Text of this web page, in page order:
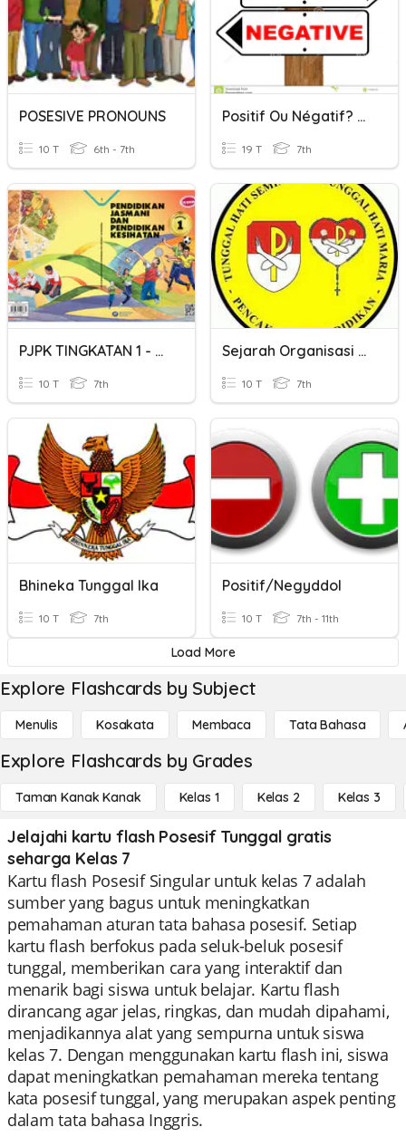
POSESIVE PRONOUNS
10 T 6th - 7th
Positif Ou Négatif? Style Kahoot
19 T 7th
PJPK TINGKATAN 1 - PEMIKIRAN POSITIF
10 T 7th
Sejarah Organisasi Tunggal Hati Seminari - Tunggal Hati Maria
10 T 7th
Bhineka Tunggal Ika
10 T 7th
Positif/negyddol
10 T 7th - 11th
Load More
Explore Flashcards by Subject
Menulis Kosakata Membaca Tata Bahasa
Explore Flashcards by Grades
Taman Kanak Kanak Kelas 1 Kelas 2 Kelas 3
Jelajahi kartu flash Posesif Tunggal gratis
seharga Kelas 7
Kartu flash Posesif Singular untuk kelas 7 adalah
sumber yang bagus untuk meningkatkan
pemahaman aturan tata bahasa posesif. Setiap
kartu flash berfokus pada seluk-beluk posesif
tunggal, memberikan cara yang interaktif dan
menarik bagi siswa untuk belajar. Kartu flash
dirancang agar jelas, ringkas, dan mudah dipahami,
menjadikannya alat yang sempurna untuk siswa
kelas 7. Dengan menggunakan kartu flash ini, siswa
dapat meningkatkan pemahaman mereka tentang
kata posesif tunggal, yang merupakan aspek penting
dalam tata bahasa Inggris.